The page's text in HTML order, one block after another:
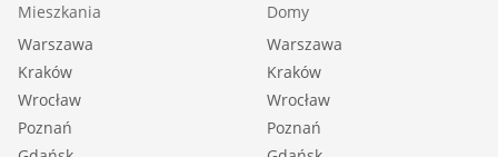
Mieszkania
Warszawa
Kraków
Wrocław
Poznań
Domy
Warszawa
Kraków
Wrocław
Poznań